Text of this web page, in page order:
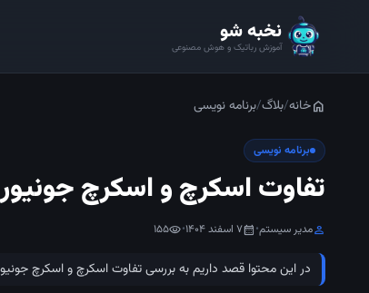
نخبه شو
آموزش رباتیک و هوش مصنوعی
homeخانه/بلاگ/برنامه نویسی
برنامه نویسی
تفاوت اسکرچ و اسکرچ جونیور
personمدیر سیستم•
calendar_month7 اسفند 1404 •
visibility
155
در این محتوا قصد داریم به بررسی تفاوت اسکرچ و اسکرچ